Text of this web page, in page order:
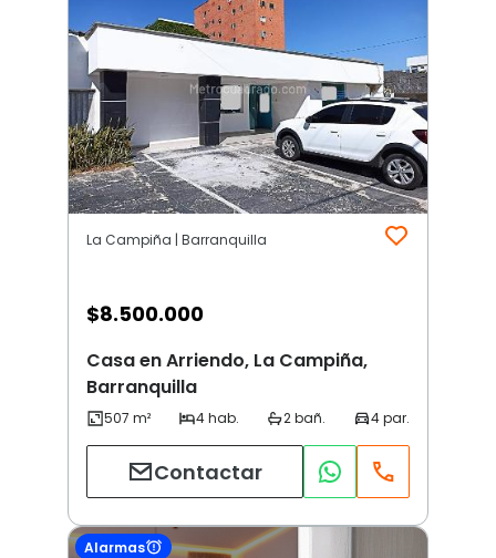
La Campiña | Barranquilla
$8.500.000
Casa en Arriendo, La Campiña,
Barranquilla
Contactar
Alarmas